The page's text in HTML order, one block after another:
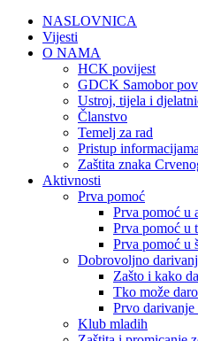
NASLOVNICA
Vijesti
O NAMA
HCK povijest
GDCK Samobor
Ustroj, tijela i
Članstvo
Temelj za rad
Pristup
Zaštita znaka
Aktivnosti
Prva pomoć
Prva pomoć u
Prva pomoć u
Prva pomoć u
Dobrovoljno
Zašto i kako
Tko može
Prvo
Klub mladih